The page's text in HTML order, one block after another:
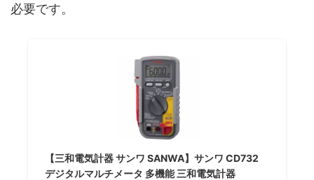
必要です。
【三和電気計器 サンワ SANWA】サンワ CD732
デジタルマルチメータ 多機能 三和電気計器